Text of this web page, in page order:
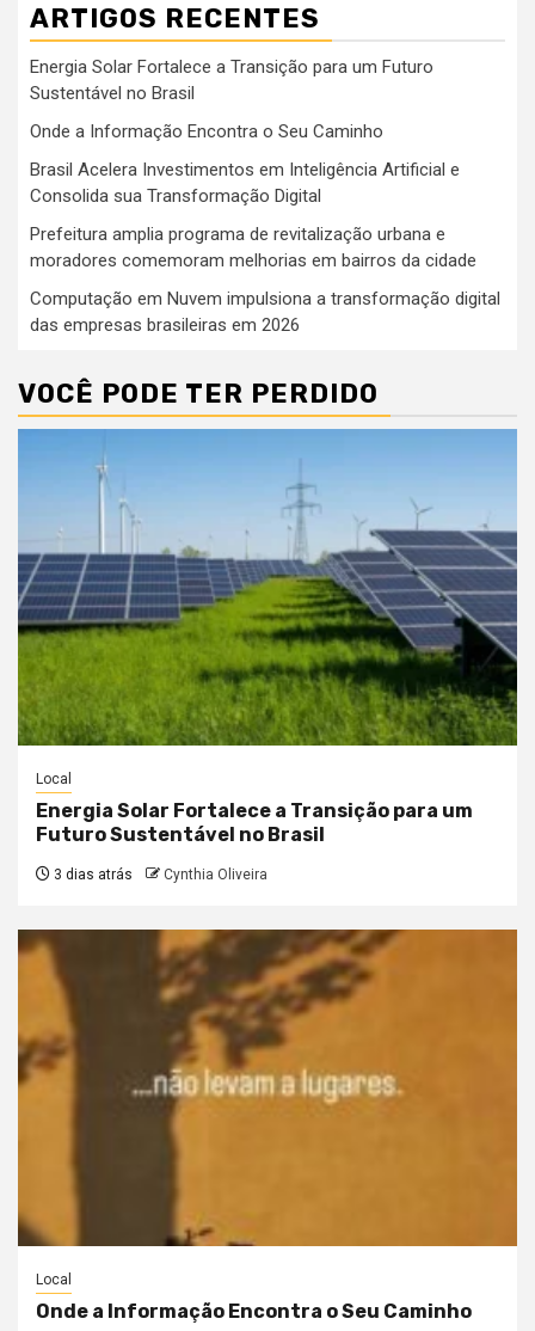
ARTIGOS RECENTES
Energia Solar Fortalece a Transição para um Futuro
Sustentável no Brasil
Onde a Informação Encontra o Seu Caminho
Brasil Acelera Investimentos em Inteligência Artificial e
Consolida sua Transformação Digital
Prefeitura amplia programa de revitalização urbana e
moradores comemoram melhorias em bairros da cidade
Computação em Nuvem impulsiona a transformação digital
das empresas brasileiras em 2026
VOCÊ PODE TER PERDIDO
Local
Energia Solar Fortalece a Transição para um
Futuro Sustentável no Brasil
3 dias atrás Cynthia Oliveira
Local
Onde a Informação Encontra o Seu Caminho